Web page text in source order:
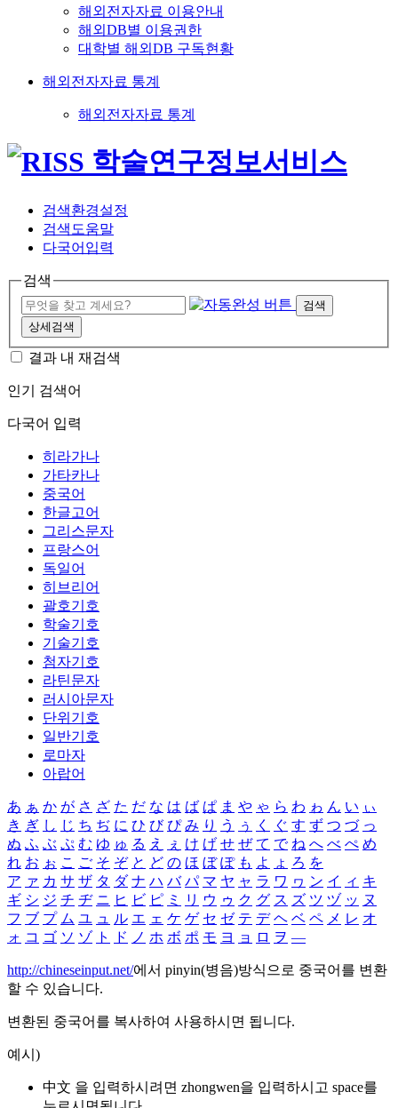
해외전자자료 이용안내
해외DB별 이용권한
대학별 해외DB 구독현황
해외전자자료 통계
해외전자자료 통계
검색환경설정
검색도움말
다국어입력
검색
검색
상세검색
결과 내 재검색
인기 검색어
다국어 입력
히라가나
가타카나
중국어
한글고어
그리스문자
프랑스어
독일어
히브리어
괄호기호
학술기호
기술기호
첨자기호
라틴문자
러시아문자
단위기호
일반기호
로마자
아랍어
あ ぁ か が さ ざ た だ な は ば ぱ ま や ゃ ら わ ゎ ん い ぃ
き ぎ し じ ち ぢ に ひ び ぴ み り う ぅ く ぐ す ず つ づ っ
ぬ ふ ぶ ぷ む ゆ ゅ る え ぇ け げ せ ぜ て で ね へ べ ぺ め
れ お ぉ こ ご そ ぞ と ど の ほ ぼ ぽ も よ ょ ろ を
ア ァ カ サ ザ タ ダ ナ ハ バ パ マ ヤ ャ ラ ワ ヮ ン イ ィ キ
ギ シ ジ チ ヂ ニ ヒ ビ ピ ミ リ ウ ゥ ク グ ス ズ ツ ヅ ッ ヌ
フ ブ プ ム ユ ュ ル エ ェ ケ ゲ セ ゼ テ デ ヘ ベ ペ メ レ オ
ォ コ ゴ ソ ゾ ト ド ノ ホ ボ ポ モ ヨ ョ ロ ヲ ―
http://chineseinput.net/에서 pinyin(병음)방식으로 중국어를 변환
할 수 있습니다.
변환된 중국어를 복사하여 사용하시면 됩니다.
예시)
中文 을 입력하시려면 zhongwen을 입력하시고 space를